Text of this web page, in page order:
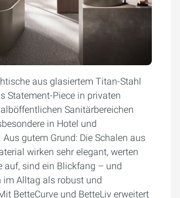
aus glasiertem Titan-Stahl
Statement-Piece in privaten
Sanitärbereichen
in Hotel und
Aus gutem Grund: Die Schalen aus
wirken sehr elegant, werten
auf, sind ein Blickfang – und
im Alltag als robust und
BetteCurve und BetteLiv erweitert